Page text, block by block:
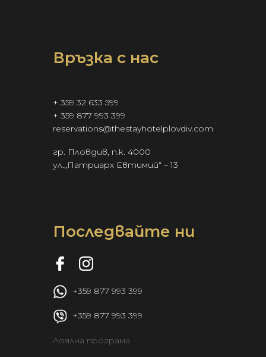
Връзка с нас
+ 359 32 633 599
+ 359 877 993 399
reservations@thestayhotelplovdiv.com
гр. Пловдив, п.к. 4000
ул.„Патриарх Евтимий“ – 13
Последвайте ни
+359 877 993 399
+359 877 993 399
Лоялна програма